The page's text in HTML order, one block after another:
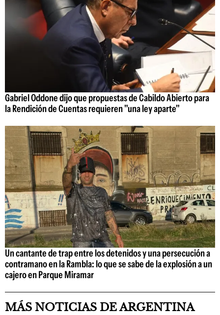
Gabriel Oddone dijo que propuestas de Cabildo Abierto para
la Rendición de Cuentas requieren "una ley aparte"
Un cantante de trap entre los detenidos y una persecución a
contramano en la Rambla: lo que se sabe de la explosión a un
cajero en Parque Miramar
MÁS NOTICIAS DE ARGENTINA